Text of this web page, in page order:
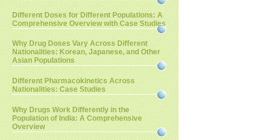
Different Doses for Different Populations: A
Comprehensive Overview with Case Studies
Why Drug Doses Vary Across Different
Nationalities: Korean, Japanese, and Other
Asian Populations
Different Pharmacokinetics Across
Nationalities: Case Studies
Why Drugs Work Differently in the
Population of India: A Comprehensive
Overview